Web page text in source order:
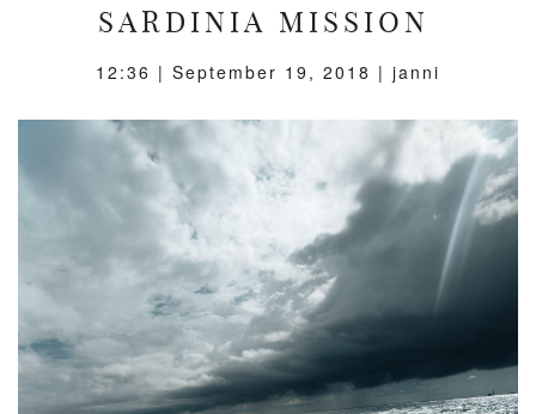
SARDINIA MISSION
12:36 | September 19, 2018 | janni